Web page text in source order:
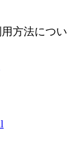
方法につい